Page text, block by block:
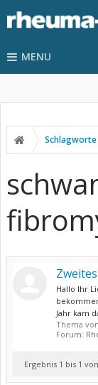
MENU
Schlagworte
Hallo Ihr
Jahr kam
Thema
Forum:
Ergebnis 1 bis 1